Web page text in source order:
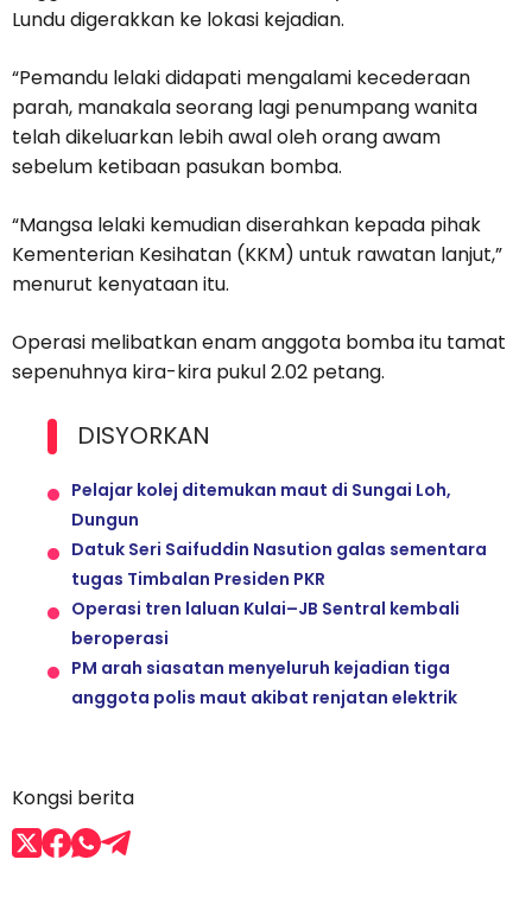
Lundu digerakkan ke lokasi kejadian.
“Pemandu lelaki didapati mengalami kecederaan
parah, manakala seorang lagi penumpang wanita
telah dikeluarkan lebih awal oleh orang awam
sebelum ketibaan pasukan bomba.
“Mangsa lelaki kemudian diserahkan kepada pihak
Kementerian Kesihatan (KKM) untuk rawatan lanjut,”
menurut kenyataan itu.
Operasi melibatkan enam anggota bomba itu tamat
sepenuhnya kira-kira pukul 2.02 petang.
DISYORKAN
Pelajar kolej ditemukan maut di Sungai Loh,
Dungun
Datuk Seri Saifuddin Nasution galas sementara
tugas Timbalan Presiden PKR
Operasi tren laluan Kulai–JB Sentral kembali
beroperasi
PM arah siasatan menyeluruh kejadian tiga
anggota polis maut akibat renjatan elektrik
Kongsi berita